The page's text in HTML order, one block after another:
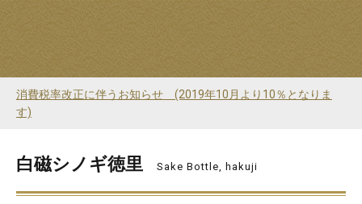
消費税率改正に伴うお知らせ (2019年10月より10％となりま
す)
白磁シノギ徳里 Sake Bottle, hakuji